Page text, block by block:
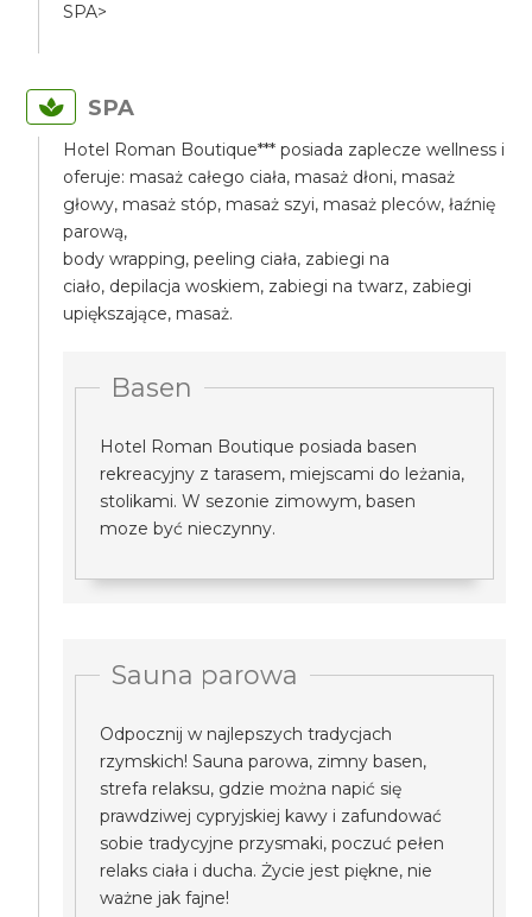
SPA>
SPA
Hotel Roman Boutique*** posiada zaplecze wellness i
oferuje: masaż całego ciała, masaż dłoni, masaż
głowy, masaż stóp, masaż szyi, masaż pleców, łaźnię
parową,
body wrapping, peeling ciała, zabiegi na
ciało, depilacja woskiem, zabiegi na twarz, zabiegi
upiększające, masaż.
Basen
Hotel Roman Boutique posiada basen
rekreacyjny z tarasem, miejscami do leżania,
stolikami. W sezonie zimowym, basen
moze być nieczynny.
Sauna parowa
Odpocznij w najlepszych tradycjach
rzymskich! Sauna parowa, zimny basen,
strefa relaksu, gdzie można napić się
prawdziwej cypryjskiej kawy i zafundować
sobie tradycyjne przysmaki, poczuć pełen
relaks ciała i ducha. Życie jest piękne, nie
ważne jak fajne!